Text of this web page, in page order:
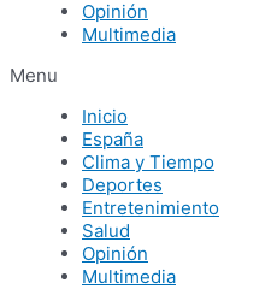
Opinión
Multimedia
Menu
Inicio
España
Clima y Tiempo
Deportes
Entretenimiento
Salud
Opinión
Multimedia